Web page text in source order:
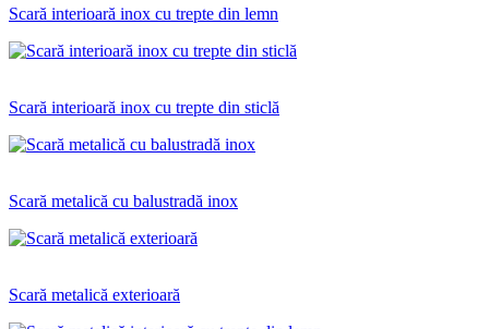
Scară interioară inox cu trepte din lemn
Scară interioară inox cu trepte din sticlă
Scară metalică cu balustradă inox
Scară metalică exterioară